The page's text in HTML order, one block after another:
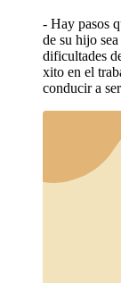
- Hay pasos
de su hijo
dificultades
xito en el
conducir a